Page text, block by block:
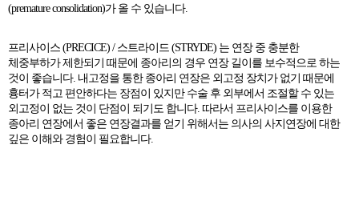
(premature consolidation)가 올 수 있습니다.
프리사이스 (PRECICE) / 스트라이드 (STRYDE) 는 연장 중 충분한
체중부하가 제한되기 때문에 종아리의 경우 연장 길이를 보수적으로 하는
것이 좋습니다. 내고정을 통한 종아리 연장은 외고정 장치가 없기 때문에
흉터가 적고 편안하다는 장점이 있지만 수술 후 외부에서 조절할 수 있는
외고정이 없는 것이 단점이 되기도 합니다. 따라서 프리사이스를 이용한
종아리 연장에서 좋은 연장결과를 얻기 위해서는 의사의 사지연장에 대한
깊은 이해와 경험이 필요합니다.